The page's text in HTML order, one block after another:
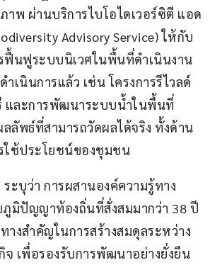
าพ ผ่านบริการไบโอไดเวอร์ซิตี แอด
Advisory Service) ให้กับ
ฟื้นฟูระบบนิเวศในพื้นที่ดำเนินงาน
ำเนินการแล้ว เช่น โครงการรีไวลด์
และการพัฒนาระบบน้ำในพื้นที่
ลลัพธ์ที่สามารถวัดผลได้จริง ทั้งด้าน
ใช้ประโยชน์ของชุมชน
ะบุว่า การผสานองค์ความรู้ทาง
ภูมิปัญญาท้องถิ่นที่สั่งสมมากว่า 38 ปี
งสำคัญในการสร้างสมดุลระหว่าง
จ เพื่อรองรับการพัฒนาอย่างยั่งยืน